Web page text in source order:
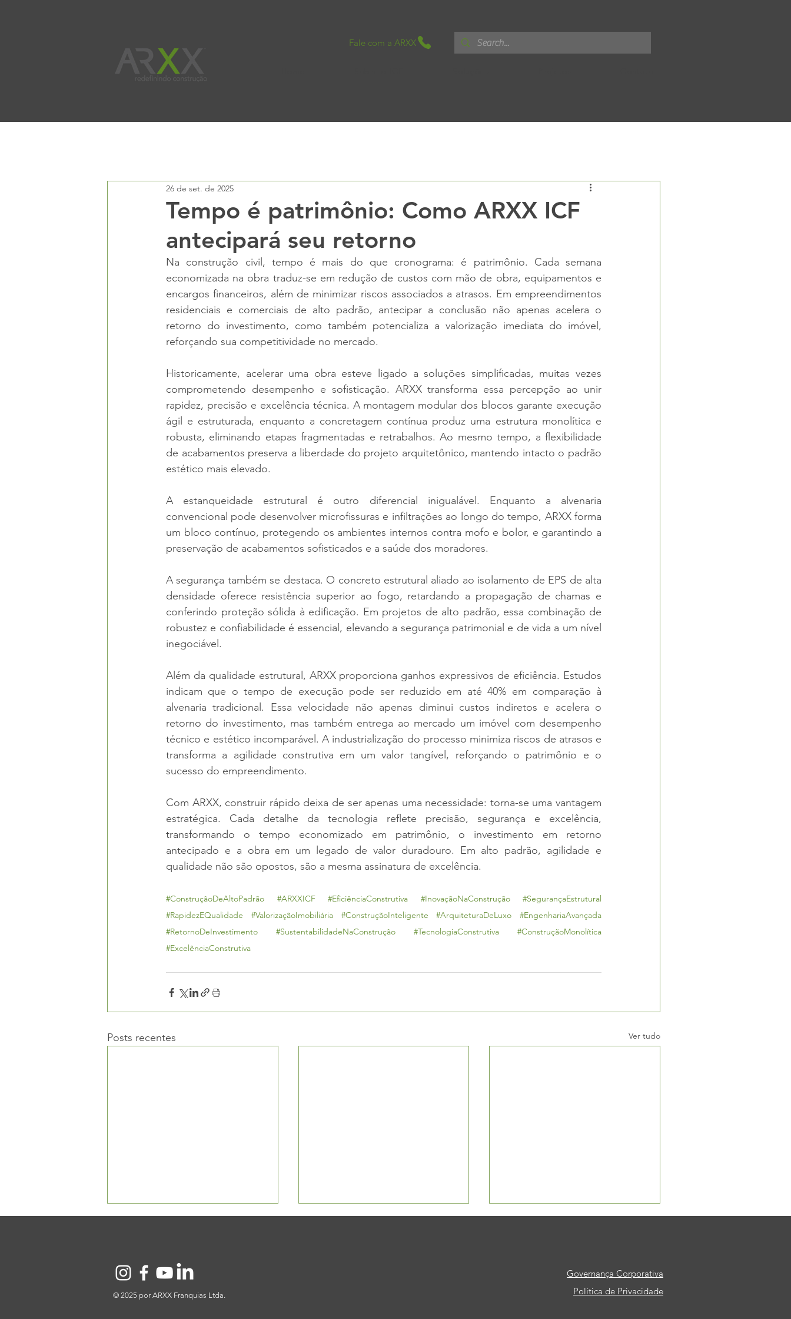
Fale com a ARXX
Tempo é patrimônio: Como ARXX ICF
antecipará seu retorno
26 de set. de 2025
Na construção civil, tempo é mais do que cronograma: é patrimônio. Cada semana
economizada na obra traduz-se em redução de custos com mão de obra, equipamentos e
encargos financeiros, além de minimizar riscos associados a atrasos. Em empreendimentos
residenciais e comerciais de alto padrão, antecipar a conclusão não apenas acelera o
retorno do investimento, como também potencializa a valorização imediata do imóvel,
reforçando sua competitividade no mercado.
Historicamente, acelerar uma obra esteve ligado a soluções simplificadas, muitas vezes
comprometendo desempenho e sofisticação. ARXX transforma essa percepção ao unir
rapidez, precisão e excelência técnica. A montagem modular dos blocos garante execução
ágil e estruturada, enquanto a concretagem contínua produz uma estrutura monolítica e
robusta, eliminando etapas fragmentadas e retrabalhos. Ao mesmo tempo, a flexibilidade
de acabamentos preserva a liberdade do projeto arquitetônico, mantendo intacto o padrão
estético mais elevado.
A estanqueidade estrutural é outro diferencial inigualável. Enquanto a alvenaria
convencional pode desenvolver microfissuras e infiltrações ao longo do tempo, ARXX forma
um bloco contínuo, protegendo os ambientes internos contra mofo e bolor, e garantindo a
preservação de acabamentos sofisticados e a saúde dos moradores.
A segurança também se destaca. O concreto estrutural aliado ao isolamento de EPS de alta
densidade oferece resistência superior ao fogo, retardando a propagação de chamas e
conferindo proteção sólida à edificação. Em projetos de alto padrão, essa combinação de
robustez e confiabilidade é essencial, elevando a segurança patrimonial e de vida a um nível
inegociável.
Além da qualidade estrutural, ARXX proporciona ganhos expressivos de eficiência. Estudos
indicam que o tempo de execução pode ser reduzido em até 40% em comparação à
alvenaria tradicional. Essa velocidade não apenas diminui custos indiretos e acelera o
retorno do investimento, mas também entrega ao mercado um imóvel com desempenho
técnico e estético incomparável. A industrialização do processo minimiza riscos de atrasos e
transforma a agilidade construtiva em um valor tangível, reforçando o patrimônio e o
sucesso do empreendimento.
Com ARXX, construir rápido deixa de ser apenas uma necessidade: torna-se uma vantagem
estratégica. Cada detalhe da tecnologia reflete precisão, segurança e excelência,
transformando o tempo economizado em patrimônio, o investimento em retorno
antecipado e a obra em um legado de valor duradouro. Em alto padrão, agilidade e
qualidade não são opostos, são a mesma assinatura de excelência.
#ConstruçãoDeAltoPadrão #ARXXICF #EficiênciaConstrutiva #InovaçãoNaConstrução
#SegurançaEstrutural
#RapidezEQualidade
#ValorizaçãoImobiliária #ConstruçãoInteligente #ArquiteturaDeLuxo
#EngenhariaAvançada
#RetornoDeInvestimento
#SustentabilidadeNaConstrução #TecnologiaConstrutiva
#ConstruçãoMonolítica
#ExcelênciaConstrutiva
Posts recentes Ver tudo
© 2025 por ARXX Franquias Ltda.
Governança Corporativa
Política de Privacidade